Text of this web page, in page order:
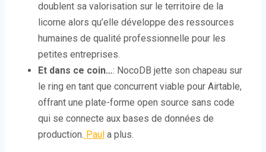
doublent sa valorisation sur le territoire de la
licorne alors qu’elle développe des ressources
humaines de qualité professionnelle pour les
petites entreprises.
Et dans ce coin…: NocoDB jette son chapeau sur
le ring en tant que concurrent viable pour Airtable,
offrant une plate-forme open source sans code
qui se connecte aux bases de données de
production. Paul a plus.